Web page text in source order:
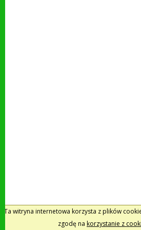
Ta witryna internetowa korzysta z plików
zgodę na korzystanie z